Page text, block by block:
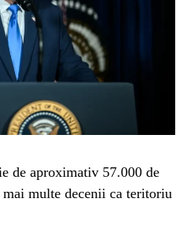
de aproximativ 57.000 de
multe decenii ca teritoriu